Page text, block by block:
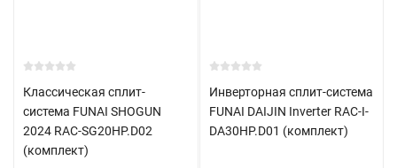
Классическая сплит-
система FUNAI SHOGUN
2024 RAC-SG20HP.D02
(комплект)
Инверторная сплит-система
FUNAI DAIJIN Inverter RAC-I-
DA30HP.D01 (комплект)